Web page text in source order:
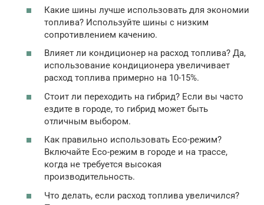
Какие шины лучше использовать для экономии
топлива? Используйте шины с низким
сопротивлением качению.
Влияет ли кондиционер на расход топлива? Да,
использование кондиционера увеличивает
расход топлива примерно на 10-15%.
Стоит ли переходить на гибрид? Если вы часто
ездите в городе, то гибрид может быть
отличным выбором.
Как правильно использовать Eco-режим?
Включайте Eco-режим в городе и на трассе,
когда не требуется высокая
производительность.
Что делать, если расход топлива увеличился?